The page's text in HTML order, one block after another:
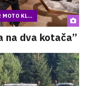
KL...
na dva kotača”